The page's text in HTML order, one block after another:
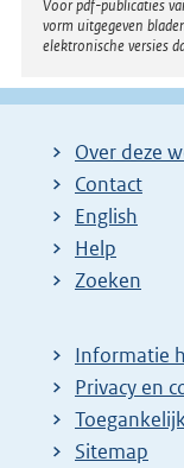
Voor pdf-publicaties
vorm uitgegeven
elektronische versies
Over deze
Contact
English
Help
Zoeken
Informatie
Privacy en
Sitemap